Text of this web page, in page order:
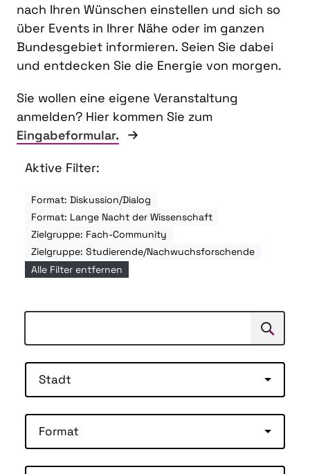
nach Ihren Wünschen einstellen und sich so
über Events in Ihrer Nähe oder im ganzen
Bundesgebiet informieren. Seien Sie dabei
und entdecken Sie die Energie von morgen.
Sie wollen eine eigene Veranstaltung
anmelden? Hier kommen Sie zum
Eingabeformular.
Aktive Filter:
Format: Diskussion/Dialog
Format: Lange Nacht der Wissenschaft
Zielgruppe: Fach-Community
Zielgruppe: Studierende/Nachwuchsforschende
Alle Filter entfernen
Suchen
Stadt
Format